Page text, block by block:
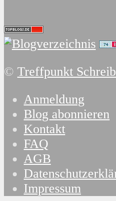
© Treffpunkt
Anmeldung
Blog abonnieren
Kontakt
FAQ
AGB
Impressum